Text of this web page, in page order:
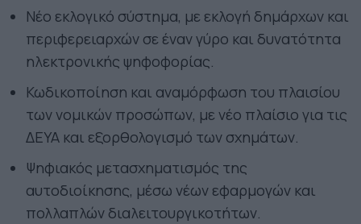
Νέο εκλογικό σύστημα, με εκλογή δημάρχων και
περιφερειαρχών σε έναν γύρο και δυνατότητα
ηλεκτρονικής ψηφοφορίας.
Κωδικοποίηση και αναμόρφωση του πλαισίου
των νομικών προσώπων, με νέο πλαίσιο για τις
ΔΕΥΑ και εξορθολογισμό των σχημάτων.
Ψηφιακός μετασχηματισμός της
αυτοδιοίκησης, μέσω νέων εφαρμογών και
πολλαπλών διαλειτουργικοτήτων.